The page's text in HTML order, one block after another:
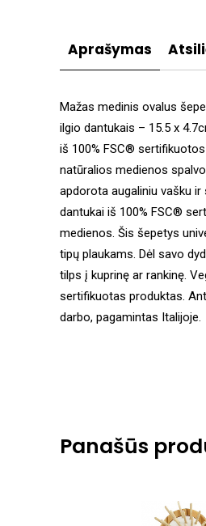
Aprašymas
Mažas medinis ovalus
ilgio dantukais – 15.5 x
iš 100% FSC®
natūralios medienos
apdorota augaliniu vašku ir
dantukai iš 100% FSC®
medienos. Šis šepetys
tipų plaukams. Dėl savo
tilps į kuprinę ar rankinę.
sertifikuotas produktas.
darbo, pagamintas Italijoje.
Panašūs